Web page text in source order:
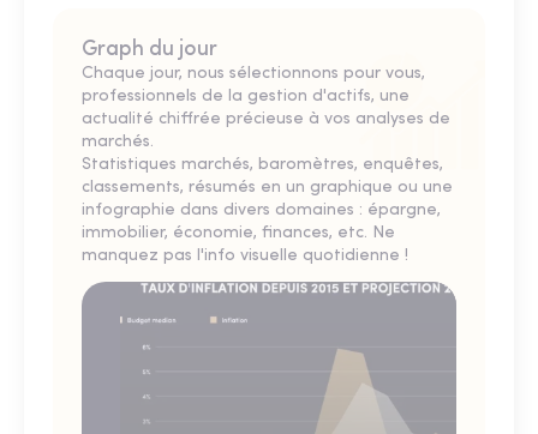
Graph du jour
Chaque jour, nous sélectionnons pour vous,
professionnels de la gestion d'actifs, une
actualité chiffrée précieuse à vos analyses de
marchés.
Statistiques marchés, baromètres, enquêtes,
classements, résumés en un graphique ou une
infographie dans divers domaines : épargne,
immobilier, économie, finances, etc. Ne
manquez pas l'info visuelle quotidienne !